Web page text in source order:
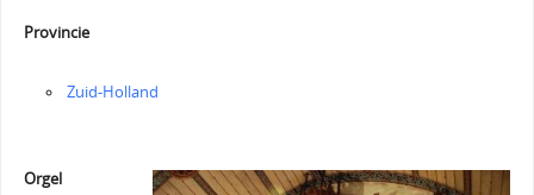
Provincie
Zuid-Holland
Orgel